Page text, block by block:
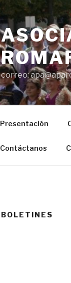
correo:
Presentación
Contáctanos
BOLETINES